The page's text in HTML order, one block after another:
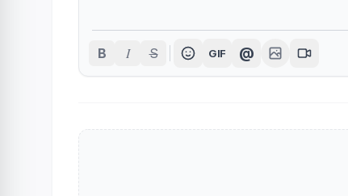
B I S GIF @